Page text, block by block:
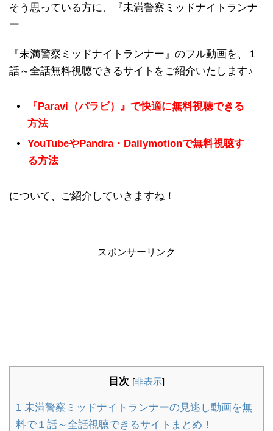
そう思っている方に、『未満警察ミッドナイトランナ
ー
『未満警察ミッドナイトランナー』のフル動画を、１
話～全話無料視聴できるサイトをご紹介いたします♪
『Paravi（パラビ）』で快適に無料視聴できる
方法
YouTubeやPandra・Dailymotionで無料視聴す
る方法
について、ご紹介していきますね！
スポンサーリンク
目次 [非表示]
1 未満警察ミッドナイトランナーの見逃し動画を無
料で１話～全話視聴できるサイトまとめ！